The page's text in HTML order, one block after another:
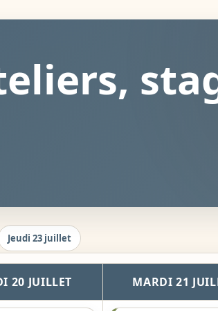
Jeudi 23 juillet
20 JUILLET MARDI 21